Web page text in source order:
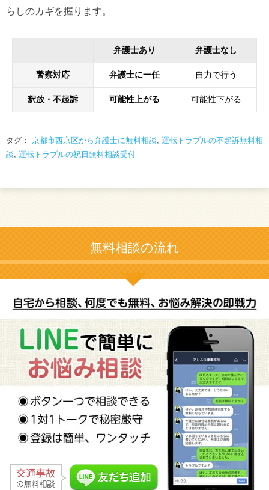
らしのカギを握ります。
弁護士あり 弁護士なし
警察対応 弁護士に一任 自力で行う
釈放・不起訴 可能性上がる 可能性下がる
タグ： 京都市西京区から弁護士に無料相談, 運転トラブルの不起訴無料相
談, 運転トラブルの祝日無料相談受付
無料相談の流れ